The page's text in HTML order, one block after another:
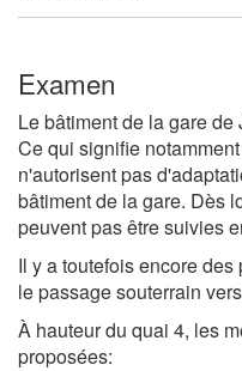
Examen
Le bâtiment de la gare
Ce qui signifie
n'autorisent pas
bâtiment de la gare. Dès
peuvent pas être suivies
Il y a toutefois encore
le passage souterrain
À hauteur du quai 4, les
proposées: